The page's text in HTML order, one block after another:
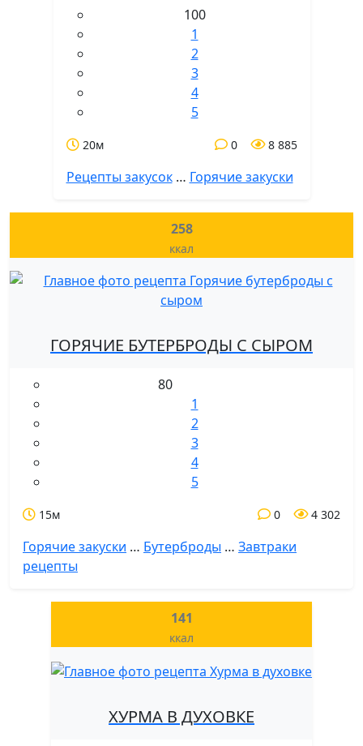
100
1
2
3
4
5
20м 8 885
0
Рецепты закусок… Горячие закуски
258
ккал
ГОРЯЧИЕ БУТЕРБРОДЫ С СЫРОМ
80
1
2
3
4
5
15м 4 302
0
Горячие закуски … Бутерброды … Завтраки
рецепты
141
ккал
ХУРМА В ДУХОВКЕ